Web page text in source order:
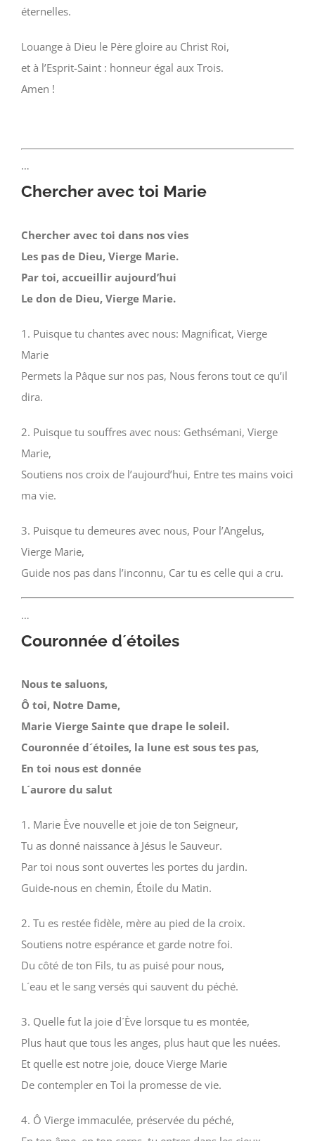
éternelles.
Louange à Dieu le Père gloire au Christ Roi,
et à l’Esprit-Saint : honneur égal aux Trois.
Amen !
…
Chercher avec toi Marie
Chercher avec toi dans nos vies
Les pas de Dieu, Vierge Marie.
Par toi, accueillir aujourd’hui
Le don de Dieu, Vierge Marie.
1. Puisque tu chantes avec nous: Magnificat, Vierge
Marie
Permets la Pâque sur nos pas, Nous ferons tout ce qu’il
dira.
2. Puisque tu souffres avec nous: Gethsémani, Vierge
Marie,
Soutiens nos croix de l’aujourd’hui, Entre tes mains voici
ma vie.
3. Puisque tu demeures avec nous, Pour l’Angelus,
Vierge Marie,
Guide nos pas dans l’inconnu, Car tu es celle qui a cru.
…
Couronnée d´étoiles
Nous te saluons,
Ô toi, Notre Dame,
Marie Vierge Sainte que drape le soleil.
Couronnée d´étoiles, la lune est sous tes pas,
En toi nous est donnée
L´aurore du salut
1. Marie Ève nouvelle et joie de ton Seigneur,
Tu as donné naissance à Jésus le Sauveur.
Par toi nous sont ouvertes les portes du jardin.
Guide-nous en chemin, Étoile du Matin.
2. Tu es restée fidèle, mère au pied de la croix.
Soutiens notre espérance et garde notre foi.
Du côté de ton Fils, tu as puisé pour nous,
L´eau et le sang versés qui sauvent du péché.
3. Quelle fut la joie d´Ève lorsque tu es montée,
Plus haut que tous les anges, plus haut que les nuées.
Et quelle est notre joie, douce Vierge Marie
De contempler en Toi la promesse de vie.
4. Ô Vierge immaculée, préservée du péché,